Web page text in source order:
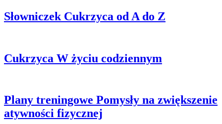
Słowniczek Cukrzyca od A do Z
Cukrzyca W życiu codziennym
Plany treningowe Pomysły na zwiększenie
atywności fizycznej